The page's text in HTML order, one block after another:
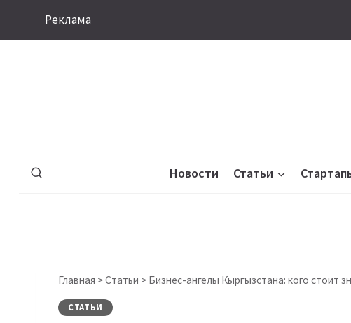
Реклама
Новости Статьи
Главная >Статьи > Бизнес-ангелы Кыргызстана: кого стоит
СТАТЬИ